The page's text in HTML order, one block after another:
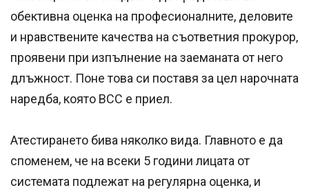
обективна оценка на професионалните, деловите
и нравствените качества на съответния прокурор,
проявени при изпълнение на заеманата от него
длъжност. Поне това си поставя за цел нарочната
наредба, която ВСС е приел.
Атестирането бива няколко вида. Главното е да
споменем, че на всеки 5 години лицата от
системата подлежат на регулярна оценка, и